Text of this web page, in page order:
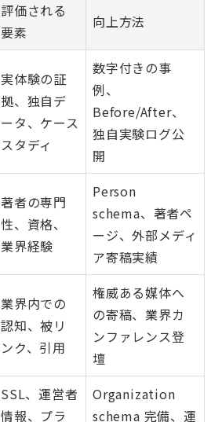
評価される
要素
向上方法
実体験の証
拠、独自デ
ータ、ケース
スタディ
数字付きの事
例、
Before/After、
独自実験ログ公
開
著者の専門
性、資格、
業界経験
Person
schema、著者ペ
ージ、外部メディ
ア寄稿実績
業界内での
認知、被リ
ンク、引用
権威ある媒体へ
の寄稿、業界カ
ンファレンス登
壇
SSL、運営者
情報、プラ
Organization
schema 完備、運